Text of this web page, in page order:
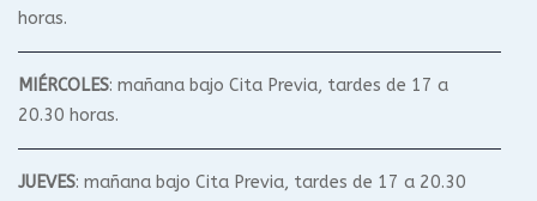
horas.
MIÉRCOLES: mañana bajo Cita Previa, tardes de 17 a
20.30 horas.
JUEVES: mañana bajo Cita Previa, tardes de 17 a 20.30